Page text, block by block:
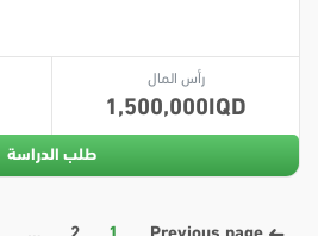
رأس المال
1,500,000
طلب الدراسة